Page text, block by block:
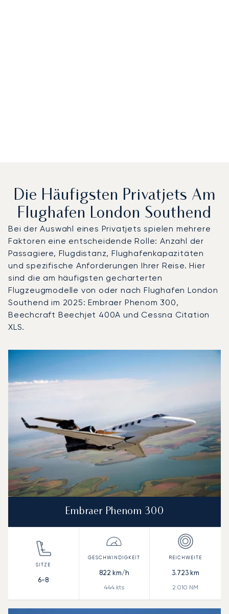
Die Häufigsten Privatjets Am
Flughafen London Southend
Bei der Auswahl eines Privatjets spielen mehrere
Faktoren eine entscheidende Rolle: Anzahl der
Passagiere, Flugdistanz, Flughafenkapazitäten
und spezifische Anforderungen Ihrer Reise. Hier
sind die am häufigsten gecharterten
Flugzeugmodelle von oder nach Flughafen London
Southend im 2025: Embraer Phenom 300,
Beechcraft Beechjet 400A und Cessna Citation
XLS.
Foto des Flugzeugs
Geschwindigkeit (km/h)
Geschwindigkeit (Knoten)
Reichweite (NM)
Embraer Phenom 300
6-8
822 km/h
444 kts
3.723km
2.010 NM